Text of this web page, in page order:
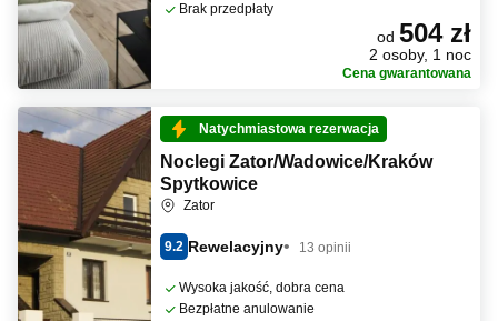
Brak przedpłaty
od 504 zł
2 osoby, 1 noc
Cena gwarantowana
Natychmiastowa rezerwacja
Noclegi Zator/Wadowice/Kraków
Spytkowice
Zator
9.2 Rewelacyjny 13 opinii
Wysoka jakość, dobra cena
Bezpłatne anulowanie